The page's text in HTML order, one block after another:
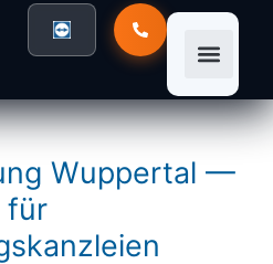
Wuppertal —
für